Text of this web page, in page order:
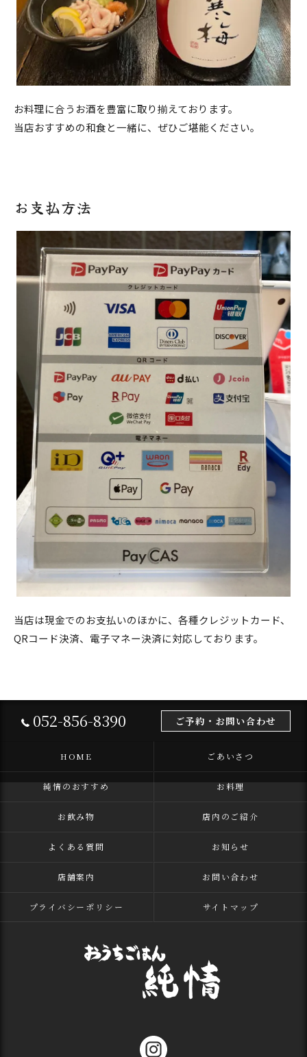
お料理に合うお酒を豊富に取り揃えております。
当店おすすめの和食と一緒に、ぜひご堪能ください。
お支払方法
当店は現金でのお支払いのほかに、各種クレジットカード、
QRコード決済、電子マネー決済に対応しております。
052-856-8390 ご予約・お問い合わせ
HOME ごあいさつ
純情のおすすめ お料理
お飲み物 店内のご紹介
よくある質問 お知らせ
店舗案内 お問い合わせ
プライバシーポリシー サイトマップ